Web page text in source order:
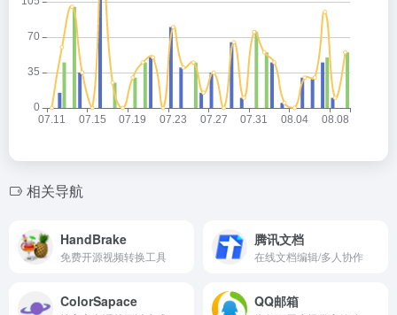
相关导航
HandBrake
免费开源视频转换工具
腾讯文档
在线文档编辑/多人协作
ColorSapace QQ邮箱